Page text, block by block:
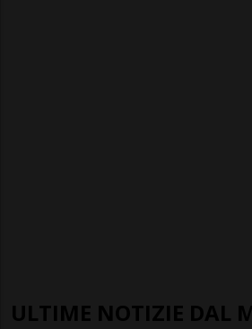
ULTIME NOTIZIE DAL